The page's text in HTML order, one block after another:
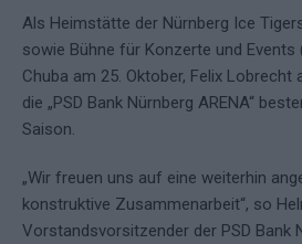
Als Heimstätte der Nürnberg Ice
sowie Bühne für Konzerte und Events
Chuba am 25. Oktober, Felix Lobrecht
die „PSD Bank Nürnberg ARENA“
Saison.
„Wir freuen uns auf eine weiterhin
konstruktive Zusammenarbeit“, so
Vorstandsvorsitzender der PSD Bank